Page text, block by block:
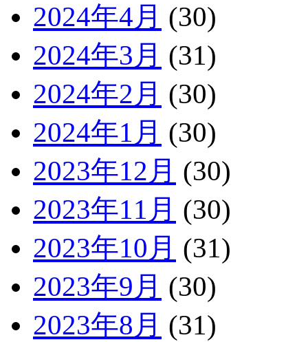
2024年4月 (30)
2024年3月 (31)
2024年2月 (30)
2024年1月 (30)
2023年12月 (30)
2023年11月 (30)
2023年10月 (31)
2023年9月 (30)
2023年8月 (31)